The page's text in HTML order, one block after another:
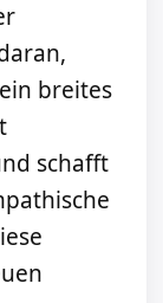
breites
schafft